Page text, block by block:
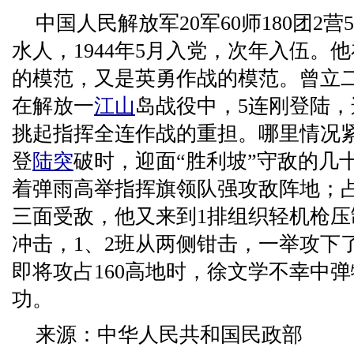
中国人民解放军20军60师180团2
水人，1944年5月入党，次年入伍。
的模范，又是英勇作战的模范。曾立
在解放一江山岛战役中，5连刚登陆
挑起指挥全连作战的重担。哪里情况
登陆突破时，迎面“胜利坡”守敌的几
着弹雨高举指挥旗领队强攻敌阵地；
三面受敌，他又来到1排组织轻机枪
冲击，1、2班从两侧钳击，一举攻下
即将攻占160高地时，徐文学不幸中
功。
来源：中华人民共和国民政部